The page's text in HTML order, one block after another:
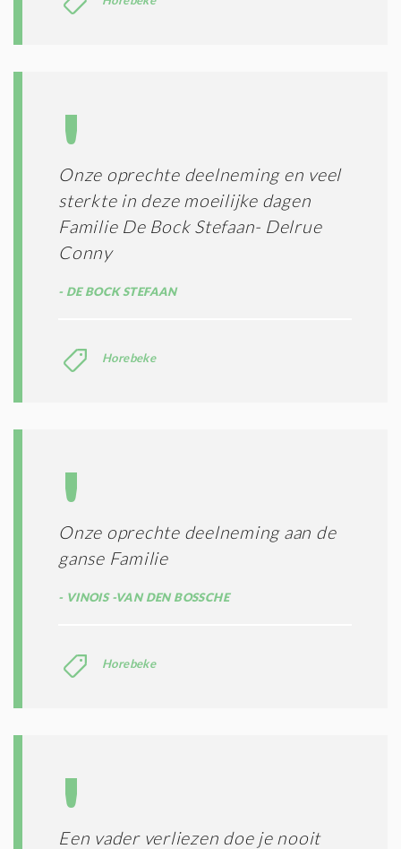
Onze oprechte deelneming en veel
sterkte in deze moeilijke dagen
Familie De Bock Stefaan- Delrue
Conny
DE BOCK STEFAAN
Horebeke
Onze oprechte deelneming aan de
ganse Familie
VINOIS -VAN DEN BOSSCHE
Horebeke
Een vader verliezen doe je nooit